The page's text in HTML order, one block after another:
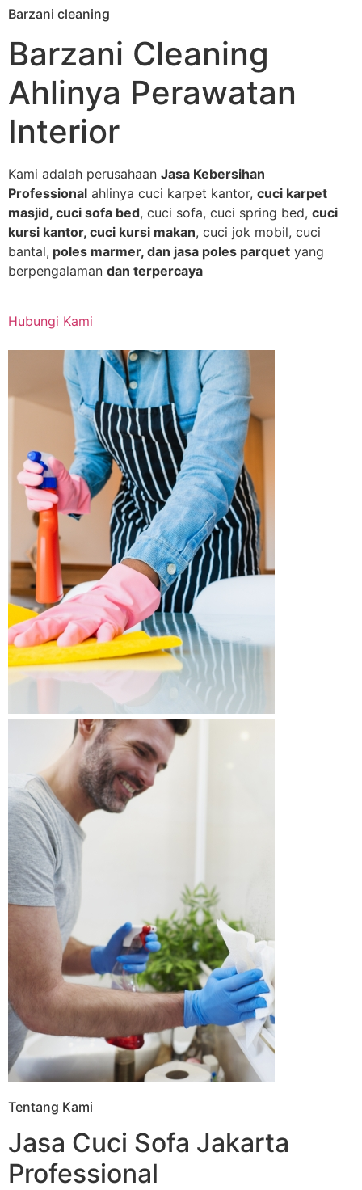
Skip
content
Barzani cleaning
Barzani Cleaning
Ahlinya Perawatan
Interior
Kami adalah perusahaan Jasa Kebersihan
Professional ahlinya cuci karpet kantor, cuci karpet
masjid, cuci sofa bed, cuci sofa, cuci spring bed, cuci
kursi kantor, cuci kursi makan, cuci jok mobil, cuci
bantal, poles marmer, dan jasa poles parquet yang
berpengalaman dan terpercaya
Hubungi Kami
Tentang Kami
Jasa Cuci Sofa Jakarta
Professional